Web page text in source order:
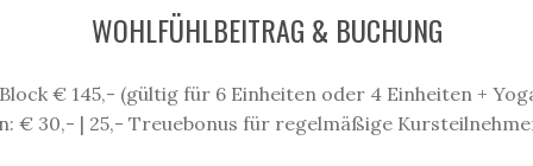
WOHLFÜHLBEITRAG & BUCHUNG
€ 145,- (gültig für 6 Einheiten oder 4 Einheiten +
€ 30,- | 25,- Treuebonus für regelmäßige